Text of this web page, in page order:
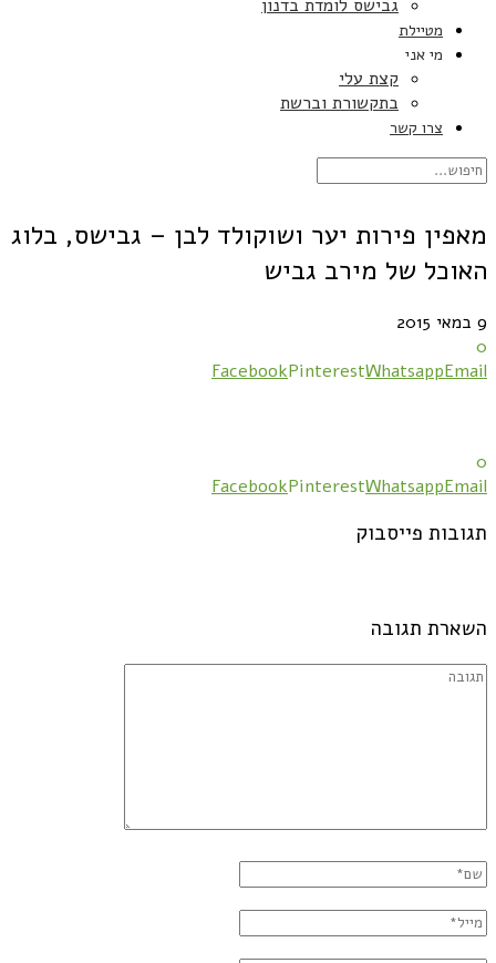
גבישס לומדת בדנון
מטיילת
מי אני
קצת עלי
בתקשורת וברשת
צרו קשר
מאפין פירות יער ושוקולד לבן – גבישס, בלוג
האוכל של מירב גביש
9 במאי 2015
0
FacebookPinterestWhatsappEmail
0
FacebookPinterestWhatsappEmail
תגובות פייסבוק
השארת תגובה